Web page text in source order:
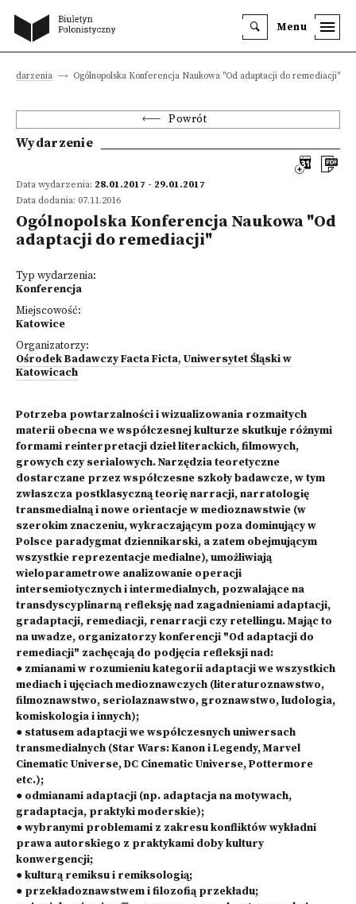
Menu
Wydarzenia Ogólnopolska Konferencja Naukowa "Od adaptacji do remediacji"
Powrót
Wydarzenie
Data wydarzenia: 28.01.2017 - 29.01.2017
Data dodania: 07.11.2016
Ogólnopolska Konferencja Naukowa "Od
adaptacji do remediacji"
Typ wydarzenia:
Konferencja
Miejscowość:
Katowice
Organizatorzy:
Ośrodek Badawczy Facta Ficta, Uniwersytet Śląski w
Katowicach
Potrzeba powtarzalności i wizualizowania rozmaitych
materii obecna we współczesnej kulturze skutkuje różnymi
formami reinterpretacji dzieł literackich, filmowych,
growych czy serialowych. Narzędzia teoretyczne
dostarczane przez współczesne szkoły badawcze, w tym
zwłaszcza postklasyczną teorię narracji, narratologię
transmedialną i nowe orientacje w medioznawstwie (w
szerokim znaczeniu, wykraczającym poza dominujący w
Polsce paradygmat dziennikarski, a zatem obejmującym
wszystkie reprezentacje medialne), umożliwiają
wieloparametrowe analizowanie operacji
intersemiotycznych i intermedialnych, pozwalające na
transdyscyplinarną refleksję nad zagadnieniami adaptacji,
gradaptacji, remediacji, renarracji czy retellingu. Mając to
na uwadze, organizatorzy konferencji "Od adaptacji do
remediacji" zachęcają do podjęcia refleksji nad:
● zmianami w rozumieniu kategorii adaptacji we wszystkich
mediach i ujęciach medioznawczych (literaturoznawstwo,
filmoznawstwo, seriolaznawstwo, groznawstwo, ludologia,
komiskologia i innych);
● statusem adaptacji we współczesnych uniwersach
transmedialnych (Star Wars: Kanon i Legendy, Marvel
Cinematic Universe, DC Cinematic Universe, Pottermore
etc.);
● odmianami adaptacji (np. adaptacja na motywach,
gradaptacja, praktyki moderskie);
● wybranymi problemami z zakresu konfliktów wykładni
prawa autorskiego z praktykami doby kultury
konwergencji;
● kulturą remiksu i remiksologią;
● przekładoznawstwem i filozofią przekładu;